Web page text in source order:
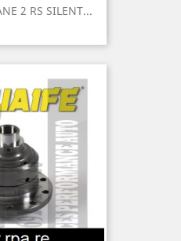
2 RS SILENT...